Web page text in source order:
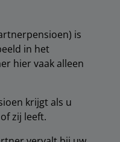
is
in het
hier vaak alleen
krijgt als u
zij leeft.